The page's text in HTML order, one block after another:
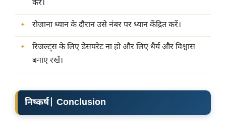
करें।
रोजाना ध्यान के दौरान उसे नंबर पर ध्यान केंद्रित करें।
रिजल्ट्स के लिए डेसपरेट ना होऔर लिए धैर्य और विश्वास
बनाए रखें।
निष्कर्ष| Conclusion